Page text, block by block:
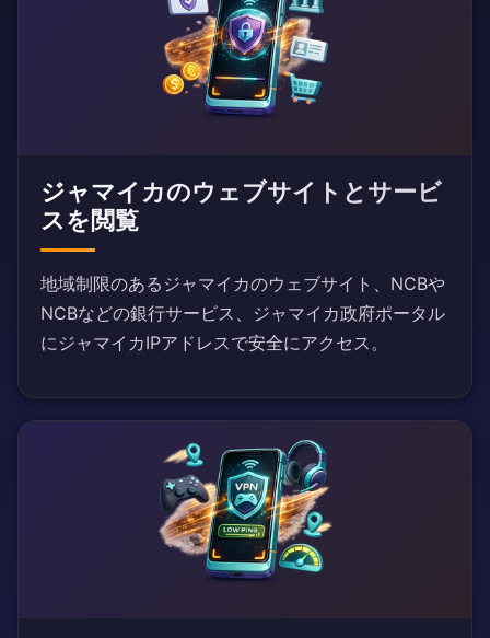
ジャマイカのウェブサイトとサービ
スを閲覧
地域制限のあるジャマイカのウェブサイト、NCBや
NCBなどの銀行サービス、ジャマイカ政府ポータル
にジャマイカIPアドレスで安全にアクセス。